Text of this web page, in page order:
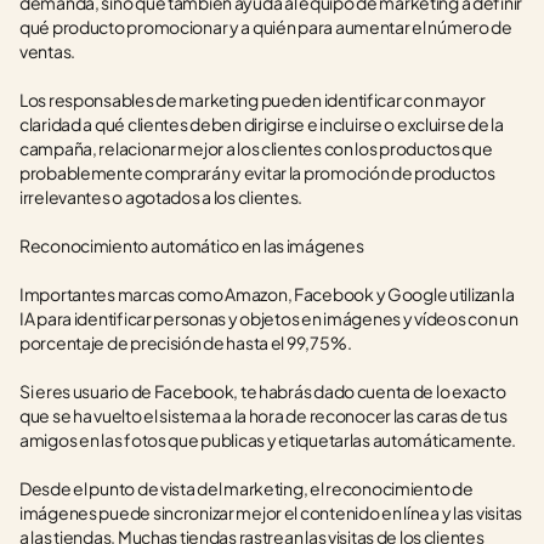
qué producto promocionar y a quién para aumentar el número de
ventas.
Los responsables de marketing pueden identificar con mayor
claridad a qué clientes deben dirigirse e incluirse o excluirse de la
campaña, relacionar mejor a los clientes con los productos que
probablemente comprarán y evitar la promoción de productos
irrelevantes o agotados a los clientes.
Reconocimiento automático en las imágenes
Importantes marcas como Amazon, Facebook y Google utilizan la
IA para identificar personas y objetos en imágenes y vídeos con un
porcentaje de precisión de hasta el 99,75 %.
Si eres usuario de Facebook, te habrás dado cuenta de lo exacto
que se ha vuelto el sistema a la hora de reconocer las caras de tus
amigos en las fotos que publicas y etiquetarlas automáticamente.
Desde el punto de vista del marketing, el reconocimiento de
imágenes puede sincronizar mejor el contenido en línea y las visitas
a las tiendas. Muchas tiendas rastrean las visitas de los clientes